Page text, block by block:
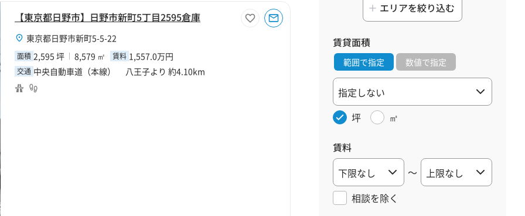
【東京都日野市】日野市新町5丁目2595倉庫
東京都日野市新町5-5-22
面積 2,595 坪 8,579 ㎡ 賃料 1,557.0万円
交通 中央自動車道（本線） 八王子より 約4.10km
エリアを絞り込む
賃貸面積
範囲で指定 数値で指定
坪 ㎡
賃料
～
相談を除く